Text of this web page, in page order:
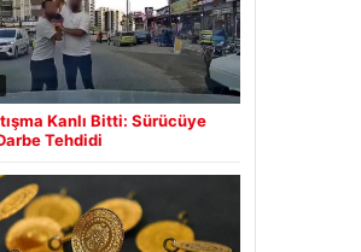
Kanlı Bitti: Sürücüye
Tehdidi